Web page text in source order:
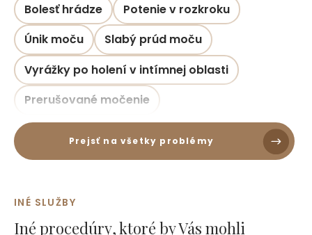
Bolesť hrádze
Potenie v rozkroku
Únik moču
Slabý prúd moču
Vyrážky po holení v intímnej oblasti
Prerušované močenie
Prejsť na všetky problémy
INÉ SLUŽBY
Iné procedúry, ktoré by Vás mohli